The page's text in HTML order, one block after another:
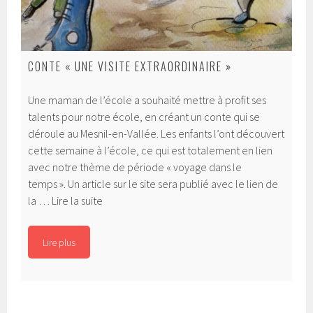
CONTE « UNE VISITE EXTRAORDINAIRE »
Une maman de l’école a souhaité mettre à profit ses
talents pour notre école, en créant un conte qui se
déroule au Mesnil-en-Vallée. Les enfants l’ont découvert
cette semaine à l’école, ce qui est totalement en lien
avec notre thème de période « voyage dans le
temps ». Un article sur le site sera publié avec le lien de
la … Lire la suite
Lire plus